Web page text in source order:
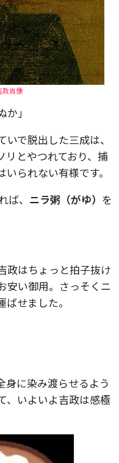
政肖像
」
で脱出した三成は、
リとやつれており、捕
られない有様です。
、 ニラ粥（がゆ） を
政はちょっと拍子抜け
安い御用。さっそくニ
せました。
身に染み渡らせるよう
、いよいよ吉政は感極